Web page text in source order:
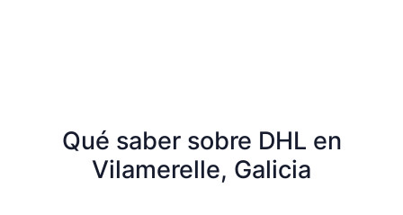
Qué saber sobre DHL en
Vilamerelle, Galicia